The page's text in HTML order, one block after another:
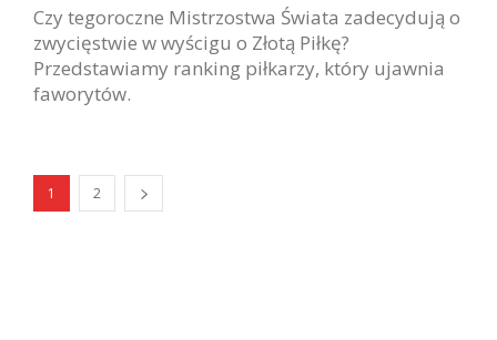
Czy tegoroczne Mistrzostwa Świata zadecydują o
zwycięstwie w wyścigu o Złotą Piłkę?
Przedstawiamy ranking piłkarzy, który ujawnia
faworytów.
1 2